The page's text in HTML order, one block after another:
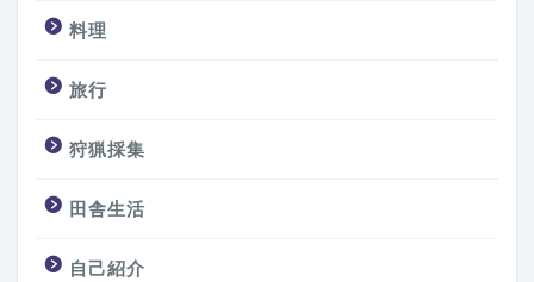
料理
旅行
狩猟採集
田舎生活
自己紹介